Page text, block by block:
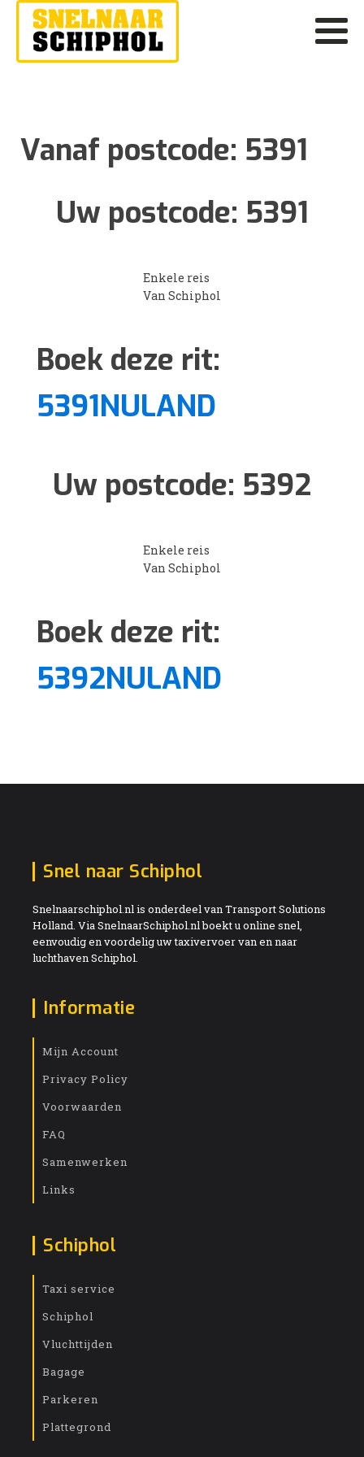
Vanaf postcode: 5391
Uw postcode: 5391
Enkele reis
Van Schiphol
Boek deze rit:
5391NULAND
Uw postcode: 5392
Enkele reis
Van Schiphol
Boek deze rit:
5392NULAND
Snel naar Schiphol
Snelnaarschiphol.nl is onderdeel van Transport Solutions
Holland. Via SnelnaarSchiphol.nl boekt u online snel,
eenvoudig en voordelig uw taxivervoer van en naar
luchthaven Schiphol.
Informatie
Mijn Account
Privacy Policy
Voorwaarden
FAQ
Samenwerken
Links
Schiphol
Taxi service
Schiphol
Vluchttijden
Bagage
Parkeren
Plattegrond